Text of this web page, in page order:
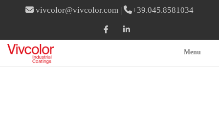
vivcolor@vivcolor.com | +39.045.8581034
Menu